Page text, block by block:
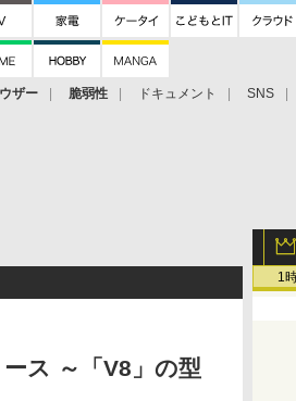
ザー 脆弱性 ドキュメント SNS
1
ス ～「V8」の型